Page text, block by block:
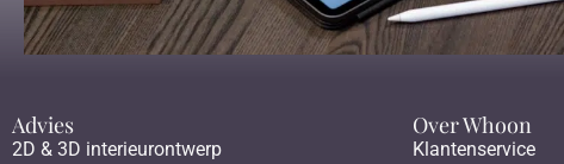
Advies
2D & 3D interieurontwerp
Over Whoon
Klantenservice